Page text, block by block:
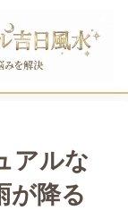
アルな
が降る